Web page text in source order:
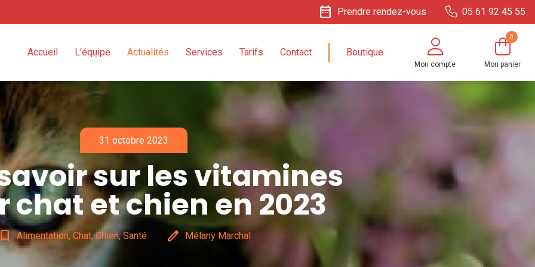
date_range Prendre rendez-vous 05 61 92 45 55
Accueil L'équipe Actualités Services Tarifs Contact Boutique
Mon compte
0
Mon panier
31 octobre 2023
sur les vitamines
chat et chien en 2023
Alimentation, Chat, Chien, Santé edit Mélany Marchal